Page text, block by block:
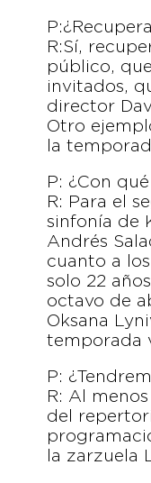
R:Sí,
público,
invitados,
director
Otro
la
P: ¿Con
R: Para el
sinfonía de
Andrés
cuanto a
solo 22
octavo de
Oksana
temporada
P:
R: Al
del
la zarzuela